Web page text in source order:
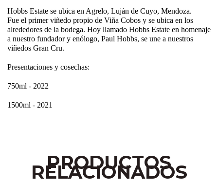
Hobbs Estate se ubica en Agrelo, Luján de Cuyo, Mendoza.
Fue el primer viñedo propio de Viña Cobos y se ubica en los
alrededores de la bodega. Hoy llamado Hobbs Estate en homenaje
a nuestro fundador y enólogo, Paul Hobbs, se une a nuestros
viñedos Gran Cru.
Presentaciones y cosechas:
750ml - 2022
1500ml - 2021
PRODUCTOS
RELACIONADOS